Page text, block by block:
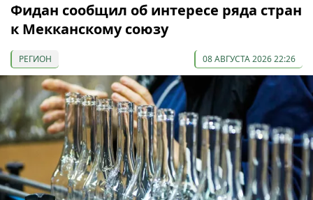
Фидан сообщил об интересе ряда стран
к Мекканскому союзу
РЕГИОН 08 АВГУСТА 2026 22:26